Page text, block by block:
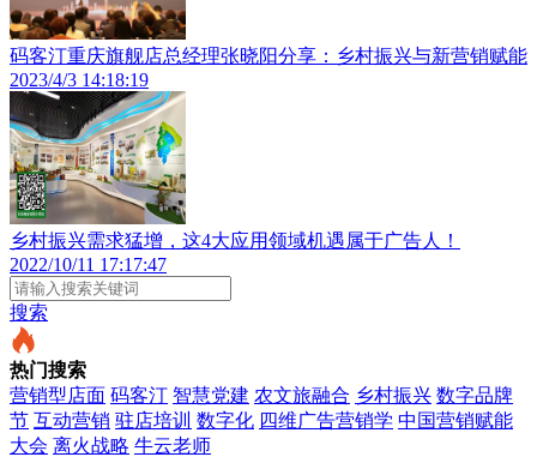
码客汀重庆旗舰店总经理张晓阳分享：乡村振兴与新营销赋能
2023/4/3 14:18:19
乡村振兴需求猛增，这4大应用领域机遇属于广告人！
2022/10/11 17:17:47
搜索
热门搜索
营销型店面 码客汀 智慧党建 农文旅融合 乡村振兴 数字品牌
节 互动营销 驻店培训 数字化 四维广告营销学 中国营销赋能
大会 离火战略 牛云老师